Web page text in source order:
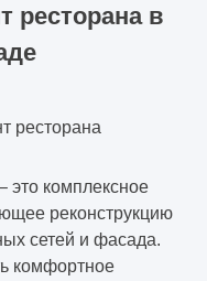
ресторана в
это комплексное
реконструкцию
сетей и фасада.
комфортное